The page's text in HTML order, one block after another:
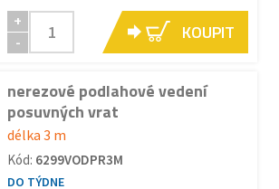
+
-
KOUPIT
nerezové podlahové vedení
posuvných vrat
délka 3 m
Kód: 6299VODPR3M
DO TÝDNE